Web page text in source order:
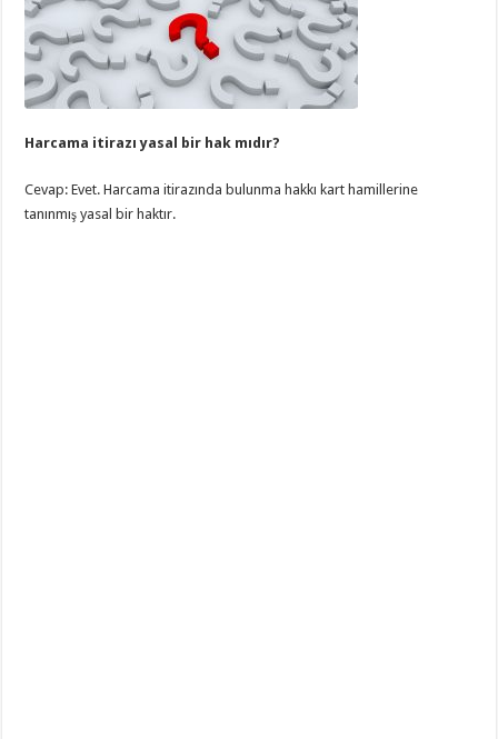
Harcama itirazı yasal bir hak mıdır?
Cevap: Evet. Harcama itirazında bulunma hakkı kart hamillerine
tanınmış yasal bir haktır.